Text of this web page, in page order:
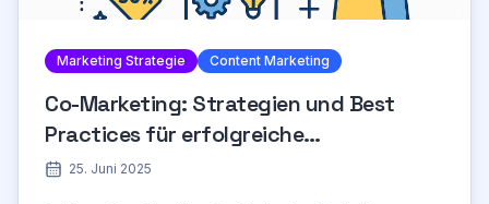
Marketing Strategie Content Marketing
Co-Marketing: Strategien und Best
Practices für erfolgreiche
Partnerschaften
25. Juni 2025